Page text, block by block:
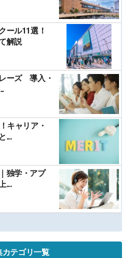
ール11選！
解説
ーズ 導入・
キャリア・
...
独学・アプ
...
カテゴリ一覧